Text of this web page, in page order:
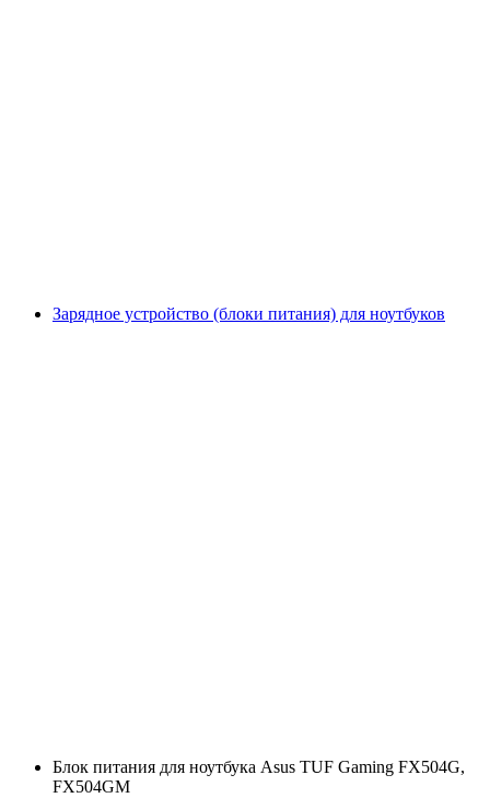
Зарядное устройство (блоки питания) для ноутбуков
Блок питания для ноутбука Asus TUF Gaming FX504G,
FX504GM